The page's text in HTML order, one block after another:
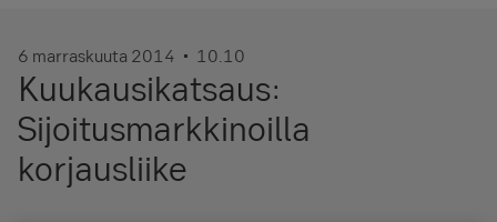
6 marraskuuta 2014 10.10
Kuukausikatsaus:
Sijoitusmarkkinoilla
korjausliike